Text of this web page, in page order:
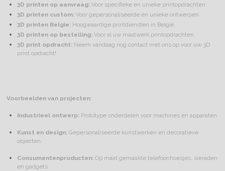
3D printen op aanvraag:Voor specifieke en unieke printopdrachten.
3D printen custom:Voor gepersonaliseerde en unieke ontwerpen.
3D printen Belgie:Hoogwaardige printdiensten in België.
3D printen op bestelling:Voor al uw maatwerk printopdrachten.
3D print opdracht:Neem vandaag nog contact met ons op voor uw 3D
print opdracht!
Voorbeelden van projecten:
Industrieel ontwerp:Prototype onderdelen voor machines en apparaten.
Kunst en design:Gepersonaliseerde kunstwerken en decoratieve
objecten.
Consumentenproducten:Op maat gemaakte telefoonhoesjes, sieraden
en gadgets.